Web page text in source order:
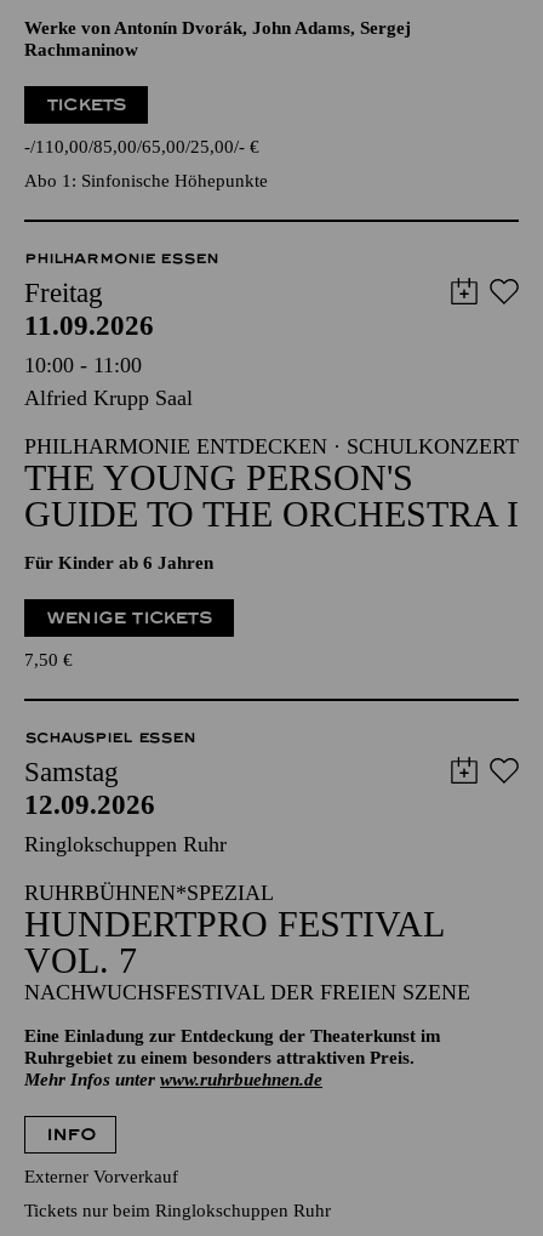
Werke von Antonín Dvorák, John Adams, Sergej
Rachmaninow
TICKETS
- 110,00 85,00 65,00 25,00 - €
Abo 1: Sinfonische Höhepunkte
PHILHARMONIE ESSEN
Freitag
11.09.2026
10:00 - 11:00
Alfried Krupp Saal
PHILHARMONIE ENTDECKEN · SCHULKONZERT
THE YOUNG PERSON'S
GUIDE TO THE ORCHESTRA I
Für Kinder ab 6 Jahren
WENIGE TICKETS
7,50 €
SCHAUSPIEL ESSEN
Samstag
12.09.2026
Ringlokschuppen Ruhr
RUHRBÜHNEN*SPEZIAL
HUNDERTPRO FESTIVAL
VOL. 7
NACHWUCHSFESTIVAL DER FREIEN SZENE
Eine Einladung zur Entdeckung der Theaterkunst im
Ruhrgebiet zu einem besonders attraktiven Preis.
Mehr Infos unter www.ruhrbuehnen.de
INFO
Externer Vorverkauf
Tickets nur beim Ringlokschuppen Ruhr